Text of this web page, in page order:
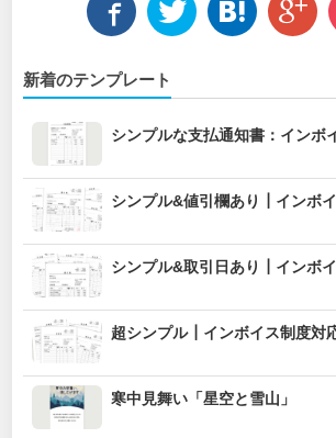
新着のテンプレート
シンプルな支払通知書：インボ
シンプル&値引欄あり┃インボ
シンプル&取引日あり┃インボ
超シンプル┃インボイス制度対
寒中見舞い「星空と雪山」